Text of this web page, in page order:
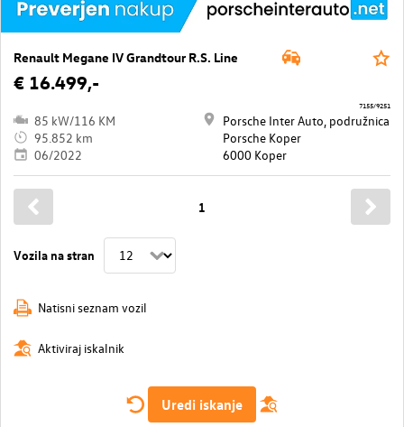
Renault Megane IV Grandtour R.S. Line
€ 16.499,-
85 kW/116 KM
95.852 km
06/2022
Porsche Inter Auto, podružnica
Porsche Koper
6000 Koper
7155/9251
Vozila na stran
1
Natisni seznam vozil
Aktiviraj iskalnik
Uredi iskanje